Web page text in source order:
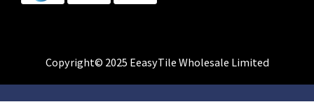
Copyright© 2025 EeasyTile Wholesale Limited